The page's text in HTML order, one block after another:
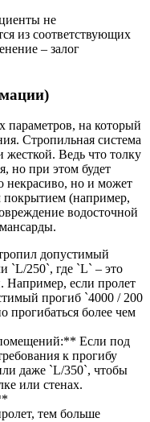
не
из соответствующих
– залог
на который
Стропильная система
Ведь что толку
но при этом будет
некрасиво, но и может
покрытием (например,
водосточной
допустимый
`L/250`, где `L` – это
Например, если пролет
прогиб `4000 / 200
прогибаться более чем
Если под
к прогибу
даже `L/350`, чтобы
или стенах.
тем больше